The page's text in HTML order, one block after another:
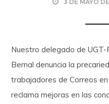
3 DE MAYO
Nuestro delegado de
Bernal denuncia la
trabajadores de Correos
reclama mejoras en las